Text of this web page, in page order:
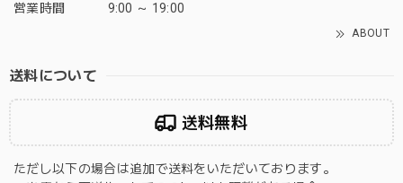
営業時間
9:00 ～ 19:00
ABOUT
送料について
送料無料
ただし以下の場合は追加で送料をいただいております。